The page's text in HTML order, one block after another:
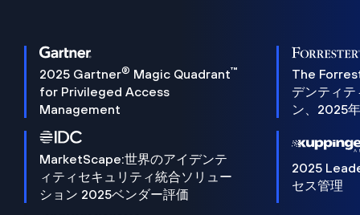
2025 Gartner® Magic Quadrant™
for Privileged Access
Management
The
デンティ
ン、2025
MarketScape:世界のアイデンテ
ィティセキュリティ統合ソリュー
ション 2025ベンダー評価
2025
セス管理